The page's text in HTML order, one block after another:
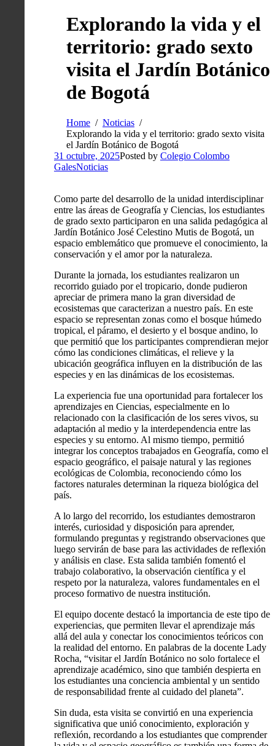
Explorando la vida y el
territorio: grado sexto
visita el Jardín Botánico
de Bogotá
Home
Noticias
Explorando la vida y el territorio: grado sexto visita
el Jardín Botánico de Bogotá
31 octubre, 2025Posted by Colegio Colombo
GalesNoticias
Como parte del desarrollo de la unidad interdisciplinar
entre las áreas de Geografía y Ciencias, los estudiantes
de grado sexto participaron en una salida pedagógica al
Jardín Botánico José Celestino Mutis de Bogotá, un
espacio emblemático que promueve el conocimiento, la
conservación y el amor por la naturaleza.
Durante la jornada, los estudiantes realizaron un
recorrido guiado por el tropicario, donde pudieron
apreciar de primera mano la gran diversidad de
ecosistemas que caracterizan a nuestro país. En este
espacio se representan zonas como el bosque húmedo
tropical, el páramo, el desierto y el bosque andino, lo
que permitió que los participantes comprendieran mejor
cómo las condiciones climáticas, el relieve y la
ubicación geográfica influyen en la distribución de las
especies y en las dinámicas de los ecosistemas.
La experiencia fue una oportunidad para fortalecer los
aprendizajes en Ciencias, especialmente en lo
relacionado con la clasificación de los seres vivos, su
adaptación al medio y la interdependencia entre las
especies y su entorno. Al mismo tiempo, permitió
integrar los conceptos trabajados en Geografía, como el
espacio geográfico, el paisaje natural y las regiones
ecológicas de Colombia, reconociendo cómo los
factores naturales determinan la riqueza biológica del
país.
A lo largo del recorrido, los estudiantes demostraron
interés, curiosidad y disposición para aprender,
formulando preguntas y registrando observaciones que
luego servirán de base para las actividades de reflexión
y análisis en clase. Esta salida también fomentó el
trabajo colaborativo, la observación científica y el
respeto por la naturaleza, valores fundamentales en el
proceso formativo de nuestra institución.
El equipo docente destacó la importancia de este tipo de
experiencias, que permiten llevar el aprendizaje más
allá del aula y conectar los conocimientos teóricos con
la realidad del entorno. En palabras de la docente Lady
Rocha, “visitar el Jardín Botánico no solo fortalece el
aprendizaje académico, sino que también despierta en
los estudiantes una conciencia ambiental y un sentido
de responsabilidad frente al cuidado del planeta”.
Sin duda, esta visita se convirtió en una experiencia
significativa que unió conocimiento, exploración y
reflexión, recordando a los estudiantes que comprender